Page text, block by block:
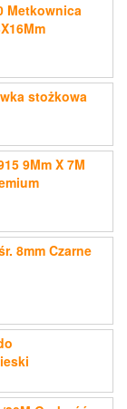
Metkownica
stożkowa
9Mm X 7M
8mm Czarne